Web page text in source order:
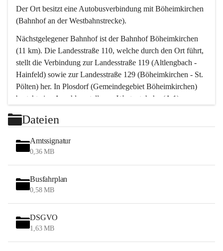
Der Ort besitzt eine Autobusverbindung mit Böheimkirchen
(Bahnhof an der Westbahnstrecke).
Nächstgelegener Bahnhof ist der Bahnhof Böheimkirchen
(11 km). Die Landesstraße 110, welche durch den Ort führt,
stellt die Verbindung zur Landesstraße 119 (Altlengbach -
Hainfeld) sowie zur Landesstraße 129 (Böheimkirchen - St.
Pölten) her. In Plosdorf (Gemeindegebiet Böheimkirchen)
besteht eine Anschlussstelle zur Westautobahn (A 1).
Wien erreicht man in ca. 45 Minuten.
Stössing zählt noch zum Naherholungsraum Wien sowie
zum Naherholungsraum St. Pölten. Viele Bauernhöfe hatten
„ihre Wiener“. Seit 1960 bauten viele Wiener
Wochenendhäuser im Gemeindegebiet. Wegen des
waldreichen Jagdgebietes haben viele Jagdpächter ihre
Das Wandern ist aus touristischer Sicht die bedeutendste
Tätigkeit. Das hügelige Gebiet mit Wanderwegen durch
Wiesen, Wälder und Obstkulturen lädt dazu ein. Gefördert
Dateien
Amtssignatur
0,36 MB
Busfahrplan
0,58 MB
DSGVO
1,63 MB